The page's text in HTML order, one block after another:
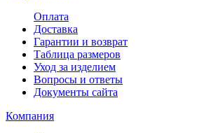
Оплата
Доставка
Гарантии и возврат
Таблица размеров
Уход за изделием
Вопросы и ответы
Документы сайта
Компания